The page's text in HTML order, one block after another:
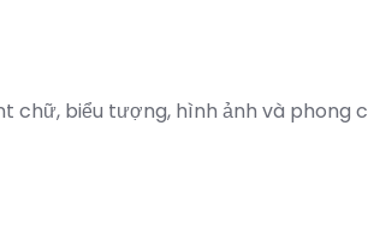
biểu tượng, hình ảnh và phong